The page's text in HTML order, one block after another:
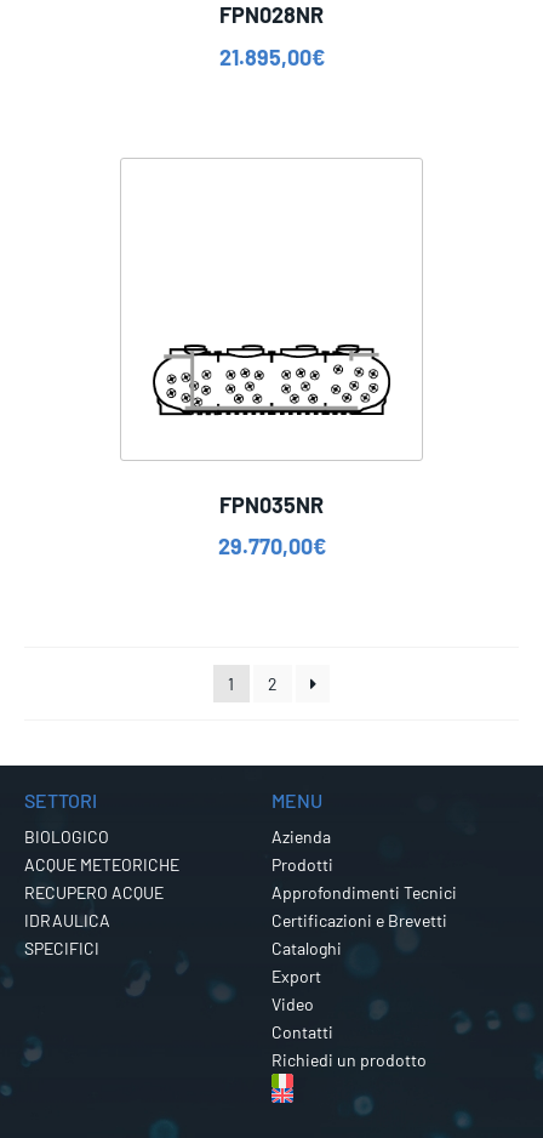
FPN028NR
21.895,00€
FPN035NR
29.770,00€
1 2
SETTORI
BIOLOGICO
ACQUE METEORICHE
RECUPERO ACQUE
IDRAULICA
SPECIFICI
MENU
Azienda
Prodotti
Approfondimenti Tecnici
Certificazioni e Brevetti
Cataloghi
Export
Video
Contatti
Richiedi un prodotto